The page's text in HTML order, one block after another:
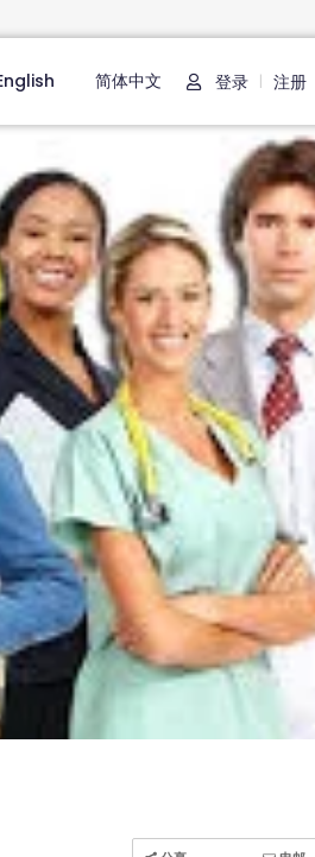
简体中文 登录 注册